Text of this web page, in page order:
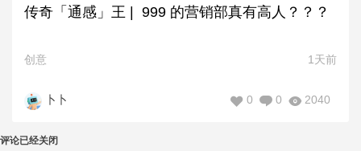
传奇「通感」王 | 999 的营销部真有高人？？？
创意 1天前
卜卜 2040
0
0
评论已经关闭